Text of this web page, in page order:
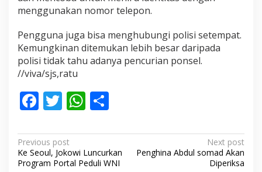
menggunakan nomor telepon.
Pengguna juga bisa menghubungi polisi setempat.
Kemungkinan ditemukan lebih besar daripada
polisi tidak tahu adanya pencurian ponsel.
//viva/sjs,ratu
F
e
b
T
itt
er
W
at
s
ar
e
P
o
Previous post
Ke Seoul, Jokowi Luncurkan
Program Portal Peduli WNI
Next post
Penghina Abdul somad Akan
Diperiksa